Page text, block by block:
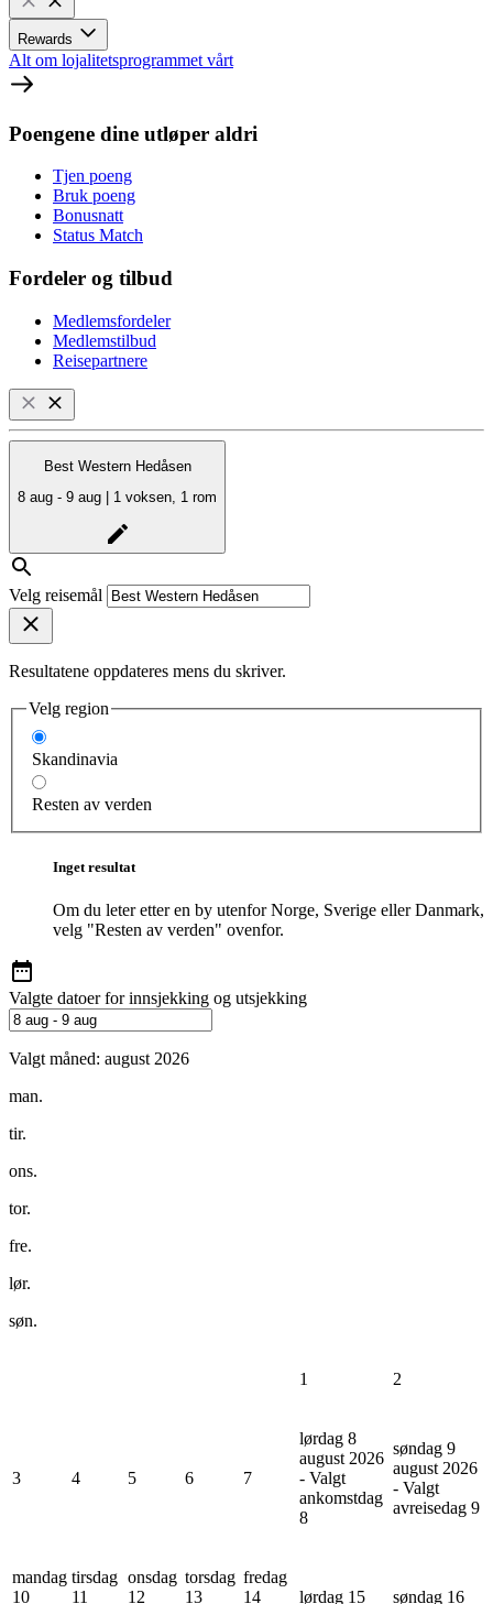
Rewards
Alt om lojalitetsprogrammet vårt
Poengene dine utløper aldri
Tjen poeng
Bruk poeng
Bonusnatt
Status Match
Fordeler og tilbud
Medlemsfordeler
Medlemstilbud
Reisepartnere
Best Western Hedåsen
8 aug - 9 aug | 1 voksen, 1 rom
Velg reisemål
Resultatene oppdateres mens du skriver.
Velg region
Skandinavia
Resten av verden
Inget resultat
Om du leter etter en by utenfor Norge, Sverige eller Danmark,
velg "Resten av verden" ovenfor.
Valgte datoer for innsjekking og utsjekking
Valgt måned: august 2026
man.
tir.
ons.
tor.
fre.
lør.
søn.
1 2
3 4 5 6 7
lørdag 8
august 2026
- Valgt
ankomstdag
8
søndag 9
august 2026
- Valgt
avreisedag 9
mandag
10
tirsdag
11
onsdag
12
torsdag
13
fredag
14
lørdag 15 søndag 16